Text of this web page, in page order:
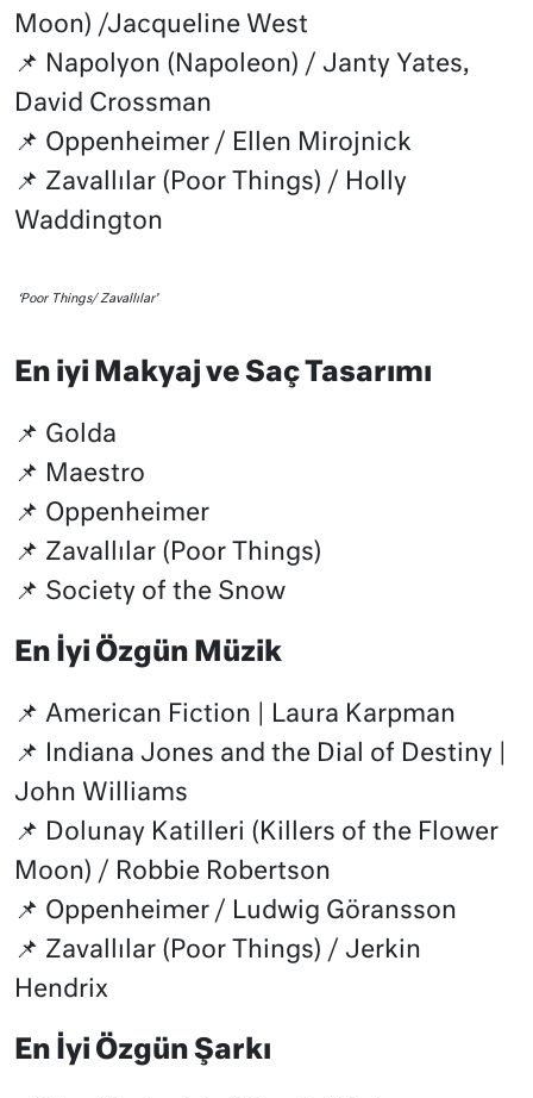
Moon) /Jacqueline West
📌 Napolyon (Napoleon) / Janty Yates,
David Crossman
📌 Oppenheimer / Ellen Mirojnick
📌 Zavallılar (Poor Things) / Holly
Waddington
‘Poor Things/ Zavallılar’
En iyi Makyaj ve Saç Tasarımı
📌 Golda
📌 Maestro
📌 Oppenheimer
📌 Zavallılar (Poor Things)
📌 Society of the Snow
En İyi Özgün Müzik
📌 American Fiction | Laura Karpman
📌 Indiana Jones and the Dial of Destiny |
John Williams
📌 Dolunay Katilleri (Killers of the Flower
Moon) / Robbie Robertson
📌 Oppenheimer / Ludwig Göransson
📌 Zavallılar (Poor Things) / Jerkin
Hendrix
En İyi Özgün Şarkı